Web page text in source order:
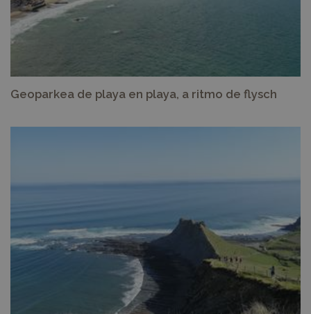
Geoparkea de playa en playa, a ritmo de flysch